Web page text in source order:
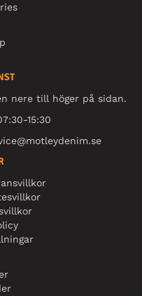
nere till höger på sidan.
15:30